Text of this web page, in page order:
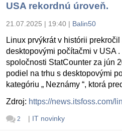
USA rekordnú úroveň.
21.07.2025 | 19:40 | Balin50
Linux prvýkrát v histórii
desktopovými počítačmi v USA
spoločnosti StatCounter za jún
podiel na trhu s desktopovými
kategóriu „ Neznámy “, ktorá
Zdroj: https://news.itsfoss.com/
2 | IT novinky